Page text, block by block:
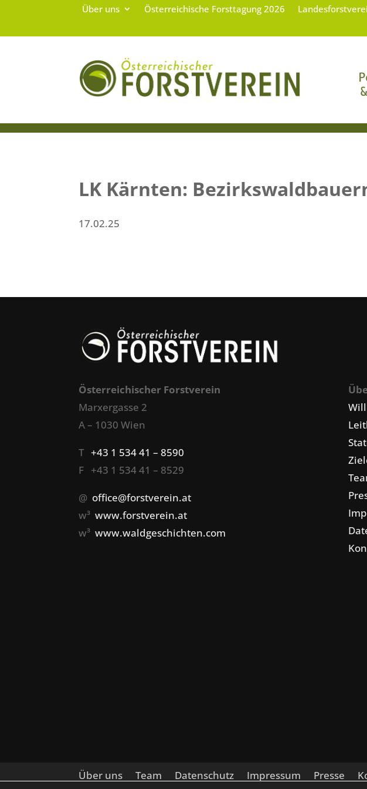
Über uns Österreichische Forsttagung 2026
LK Kärnten:
17.02.25
Österreichischer Forstverein
Marxergasse 2
A – 1030 Wien
T+43 1 534 41 – 8590
F +43 1 534 41 – 8529
@ office@forstverein.at
w³www.forstverein.at
w³www.waldgeschichten.com
Über uns Team Datenschutz Impressum Presse